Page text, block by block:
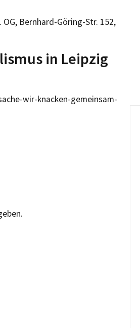
Bernhard-Göring-Str. 152,
in Leipzig
wir-knacken-gemeinsam-